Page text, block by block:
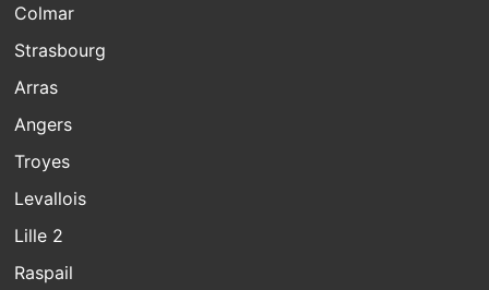
Colmar
Strasbourg
Arras
Angers
Troyes
Levallois
Lille 2
Raspail